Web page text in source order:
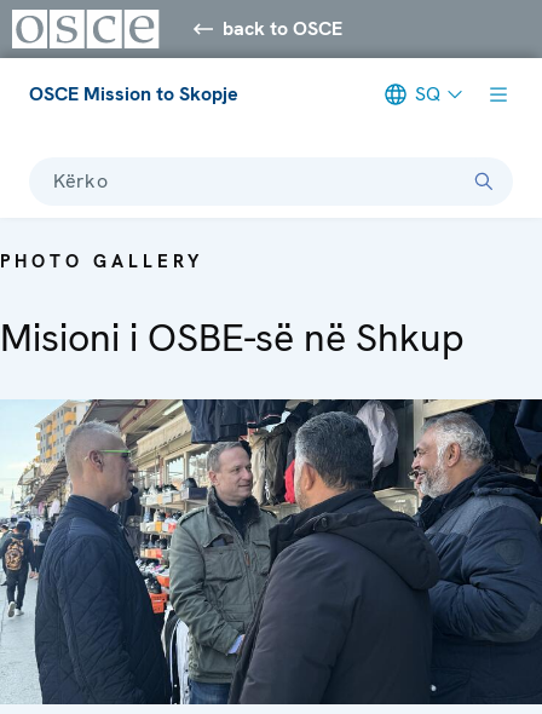
back to OSCE
OSCE Mission to Skopje SQ
Kërko
PHOTO GALLERY
Misioni i OSBE-së në Shkup